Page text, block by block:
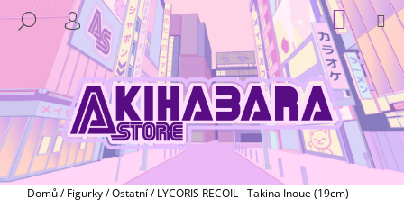
na
HLEDAT
PŘIHLÁŠENÍ KOŠÍK
Domů/ Figurky/Ostatní/ LYCORIS RECOIL - Takina Inoue (19cm)
K
K
ZPĚT
ZPĚT
C
O
P
O
T